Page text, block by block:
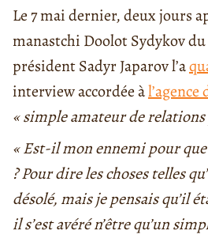
Le 7 mai dernier, deux jours
manastchi DoolotSydykov
président Sadyr Japarov l’a
interview accordée àl’agence
« simple amateur de
« Est-il mon ennemi pour
? Pour dire les choses telles
désolé, mais je pensais qu’il
il s’est avéré n’être qu’un